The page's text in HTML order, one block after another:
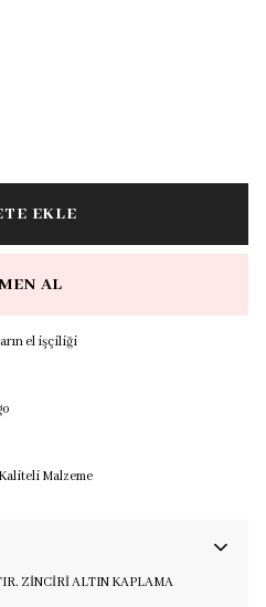
EKLE
AL
el işçiliği
Malzeme
ZİNCİRİ ALTIN KAPLAMA